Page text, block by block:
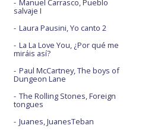
salvaje I
Laura Pausini, Yo canto 2
La La Love You, ¿Por qué me
miráis así?
Paul McCartney, The boys of
Dungeon Lane
The Rolling Stones, Foreign
tongues
Juanes, JuanesTeban